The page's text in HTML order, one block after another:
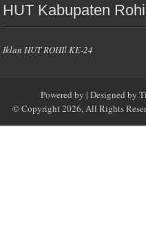
HUT Kabupaten
Iklan HUT ROHIl KE-24
Powered by | Designed by
© Copyright 2026, All Rights